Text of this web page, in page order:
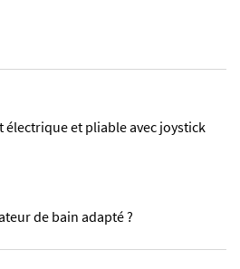
électrique et pliable avec joystick
de bain adapté ?